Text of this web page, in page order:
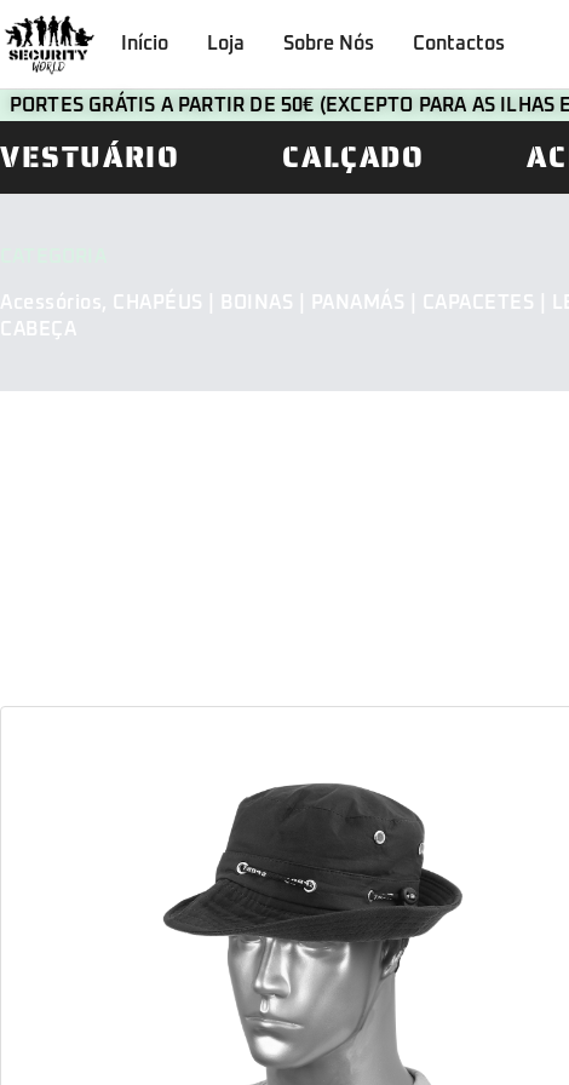
Início Loja Sobre Nós Contactos
PORTES GRÁTIS A PARTIR DE 50€ (EXCEPTO PARA AS
VESTUÁRIO CALÇADO
Acessórios,
CHAPÉUS | BOINAS | PANAMÁS | CAPACETES |
CABEÇA